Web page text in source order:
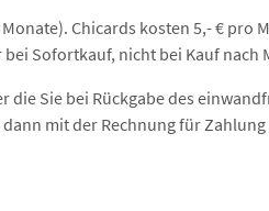
Chicards kosten 5,- € pro
Sofortkauf, nicht bei Kauf nach
Sie bei Rückgabe des
mit der Rechnung für Zahlung